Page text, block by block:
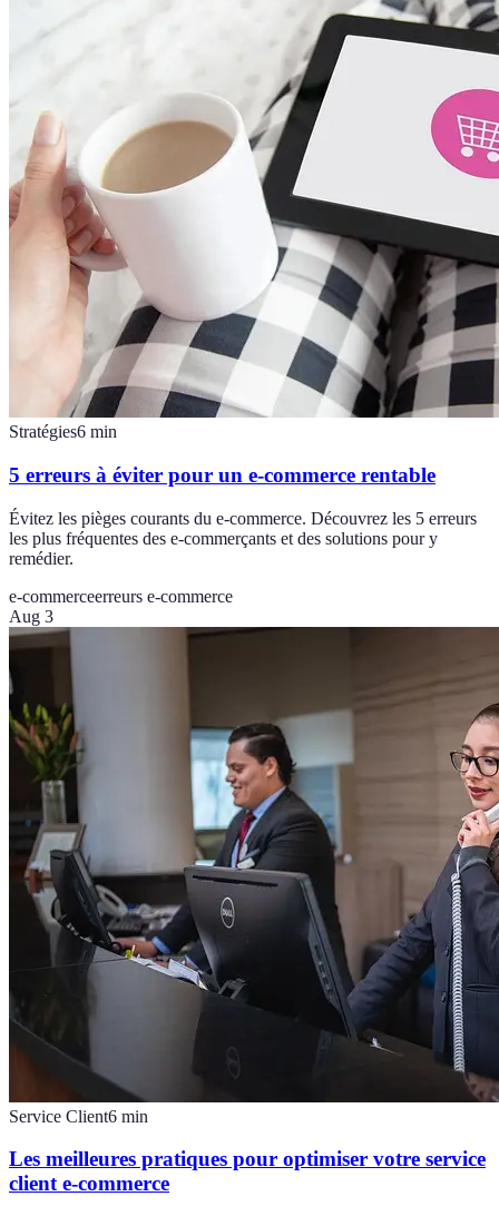
Stratégies6 min
5 erreurs à éviter pour un e-commerce rentable
Évitez les pièges courants du e-commerce. Découvrez les 5 erreurs
les plus fréquentes des e-commerçants et des solutions pour y
remédier.
e-commerceerreurs e-commerce
Aug 3
Service Client6 min
Les meilleures pratiques pour optimiser votre service
client e-commerce